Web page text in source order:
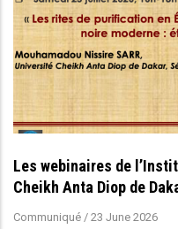
Les webinaires de
Cheikh Anta Diop de
Communiqué / 23 June 2026